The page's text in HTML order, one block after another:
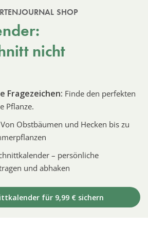
SHOP
nicht
Fragezeichen: Finde den perfekten
Pflanze.
Von Obstbäumen und Hecken bis zu
– persönliche
und abhaken
für 9,99 € sichern